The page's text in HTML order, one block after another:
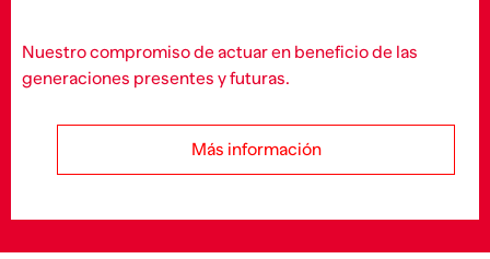
Nuestro compromiso de actuar en beneficio de las
generaciones presentes y futuras.
Más información